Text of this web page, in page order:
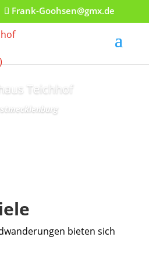
Frank-Goohsen@gmx.de
Teichhof
bieten sich